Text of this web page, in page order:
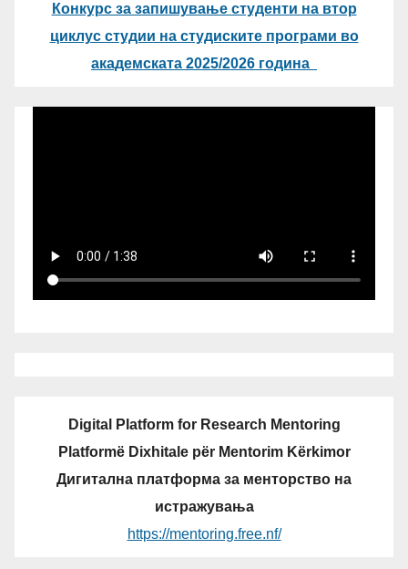
Конкурс за запишување студенти на втор
циклус студии на студиските програми во
академската 2025/2026 година
Digital Platform for Research Mentoring
Platformë Dixhitale për Mentorim Kërkimor
Дигитална платформа за менторство на
истражувања
https://mentoring.free.nf/